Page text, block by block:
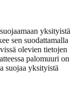
yksityistä
sen suodattamalla
olevien tietojen
palomuuri on
suojaa yksityistä